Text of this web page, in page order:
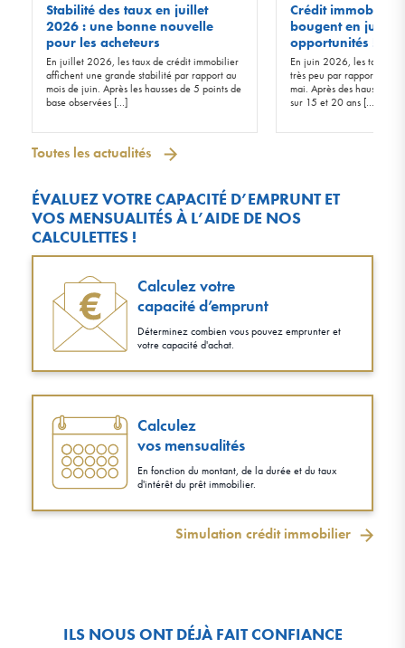
Stabilité des taux en juillet
2026 : une bonne nouvelle
pour les acheteurs
En juillet 2026, les taux de crédit immobilier
affichent une grande stabilité par rapport au
mois de juin. Après les hausses de 5 points de
base observées […]
Crédit immobilier
bougent en juin
opportunités !
En juin 2026, les taux
très peu par rapport à
mai. Après des hausses
sur 15 et 20 ans […]
Toutes les actualités
ÉVALUEZ VOTRE CAPACITÉ D’EMPRUNT ET
VOS MENSUALITÉS À L’AIDE DE NOS
CALCULETTES !
Calculez votre
capacité d’emprunt
Déterminez combien vous pouvez emprunter et
votre capacité d'achat.
Calculez
vos mensualités
En fonction du montant, de la durée et du taux
d'intérêt du prêt immobilier.
Simulation crédit immobilier
ILS NOUS ONT DÉJÀ FAIT CONFIANCE